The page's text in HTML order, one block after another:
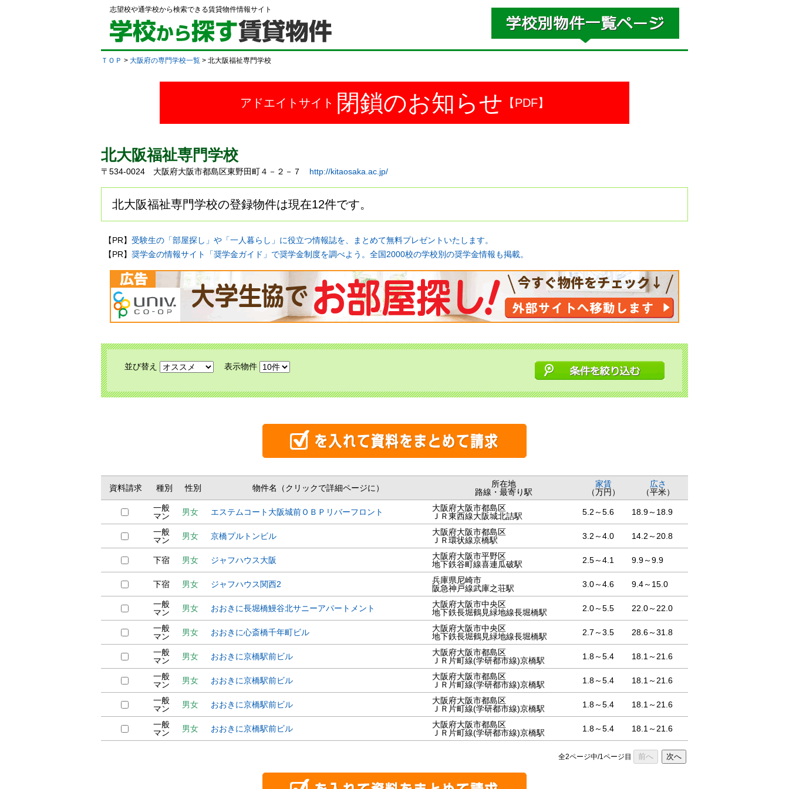
志望校や通学校から検索できる賃貸物件情報サイト
ＴＯＰ > 大阪府の専門学校一覧 > 北大阪福祉専門学校
アドエイトサイト 閉鎖のお知らせ 【PDF】
北大阪福祉専門学校
〒534-0024 大阪府大阪市都島区東野田町４－２－７ http://kitaosaka.ac.jp/
北大阪福祉専門学校の登録物件は現在12件です。
【PR】 受験生の「部屋探し」や「一人暮らし」に役立つ情報誌を、まとめて無料プレゼントいたします。
【PR】 奨学金の情報サイト「奨学金ガイド」で奨学金制度を調べよう。全国2000校の学校別の奨学金情報も掲載。
並び替え 表示物件
資料請求 種別 性別 物件名（クリックで詳細ページに）
所在地
路線・最寄り駅
家賃
（万円）
広さ
（平米）
一般
マン
男女 エステムコート大阪城前ＯＢＰリバーフロント
大阪府大阪市都島区
ＪＲ東西線大阪城北詰駅
5.2～5.6 18.9～18.9
一般
マン
男女 京橋プルトンビル
大阪府大阪市都島区
ＪＲ環状線京橋駅
3.2～4.0 14.2～20.8
下宿 男女 ジャフハウス大阪
大阪府大阪市平野区
地下鉄谷町線喜連瓜破駅
2.5～4.1 9.9～9.9
下宿 男女 ジャフハウス関西2
兵庫県尼崎市
阪急神戸線武庫之荘駅
3.0～4.6 9.4～15.0
一般
マン
男女 おおきに長堀橋鰻谷北サニーアパートメント
大阪府大阪市中央区
地下鉄長堀鶴見緑地線長堀橋駅
2.0～5.5 22.0～22.0
一般
マン
男女 おおきに心斎橋千年町ビル
大阪府大阪市中央区
地下鉄長堀鶴見緑地線長堀橋駅
2.7～3.5 28.6～31.8
一般
マン
男女 おおきに京橋駅前ビル
大阪府大阪市都島区
ＪＲ片町線(学研都市線)京橋駅
1.8～5.4 18.1～21.6
一般
マン
男女 おおきに京橋駅前ビル
大阪府大阪市都島区
ＪＲ片町線(学研都市線)京橋駅
1.8～5.4 18.1～21.6
一般
マン
男女 おおきに京橋駅前ビル
大阪府大阪市都島区
ＪＲ片町線(学研都市線)京橋駅
1.8～5.4 18.1～21.6
一般
マン
男女 おおきに京橋駅前ビル
大阪府大阪市都島区
ＪＲ片町線(学研都市線)京橋駅
1.8～5.4 18.1～21.6
全2ページ中/1ページ目 前へ 次へ